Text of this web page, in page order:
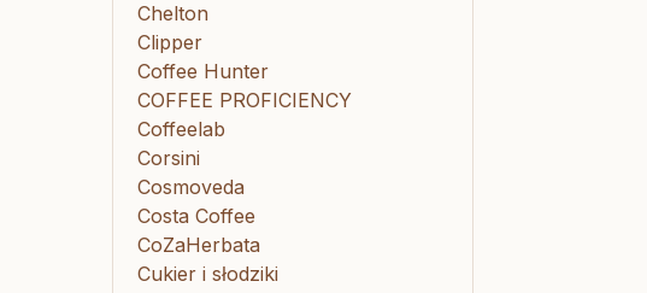
Chelton
Clipper
Coffee Hunter
COFFEE PROFICIENCY
Coffeelab
Corsini
Cosmoveda
Costa Coffee
CoZaHerbata
Cukier i słodziki